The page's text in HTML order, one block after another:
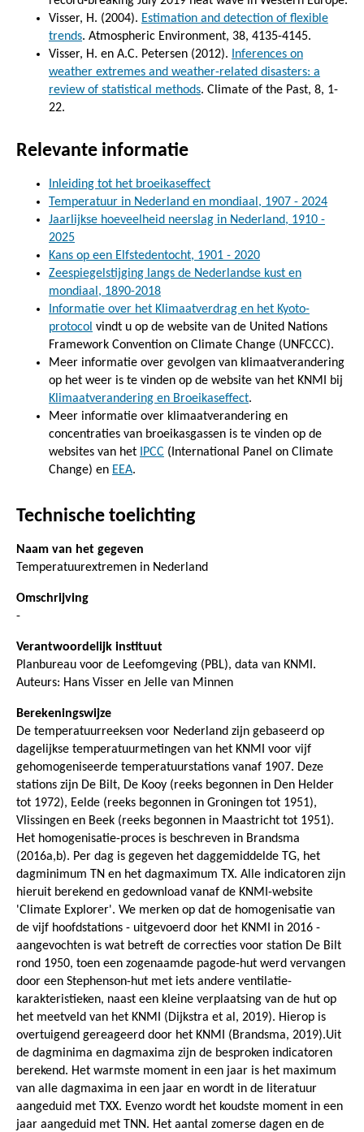
Visser, H. (2004). Estimation and detection of flexible
trends. Atmospheric Environment, 38, 4135-4145.
Visser, H. en A.C. Petersen (2012).
Inferences on
weather extremes and weather-related disasters: a
review of statistical methods. Climate of the Past, 8, 1-
22.
Relevante informatie
Inleiding tot het broeikaseffect
Temperatuur in Nederland en mondiaal, 1907 - 2024
Jaarlijkse hoeveelheid neerslag in Nederland, 1910 -
2025
Kans op een Elfstedentocht, 1901 - 2020
Zeespiegelstijging langs de Nederlandse kust en
mondiaal, 1890-2018
Informatie over het Klimaatverdrag en het Kyoto-
protocol vindt u op de website van de United Nations
Framework Convention on Climate Change (UNFCCC).
Meer informatie over gevolgen van klimaatverandering
op het weer is te vinden op de website van het KNMI bij
Klimaatverandering en Broeikaseffect.
Meer informatie over klimaatverandering en
concentraties van broeikasgassen is te vinden op de
websites van het
IPCC (International Panel on Climate
Change) en EEA.
Technische toelichting
Naam van het gegeven
Temperatuurextremen in Nederland
Omschrijving
-
Verantwoordelijk instituut
Planbureau voor de Leefomgeving (PBL), data van KNMI.
Auteurs: Hans Visser en Jelle van Minnen
Berekeningswijze
De temperatuurreeksen voor Nederland zijn gebaseerd op
dagelijkse temperatuurmetingen van het KNMI voor vijf
gehomogeniseerde temperatuurstations vanaf 1907. Deze
stations zijn De Bilt, De Kooy (reeks begonnen in Den Helder
tot 1972), Eelde (reeks begonnen in Groningen tot 1951),
Vlissingen en Beek (reeks begonnen in Maastricht tot 1951).
Het homogenisatie-proces is beschreven in Brandsma
(2016a,b). Per dag is gegeven het daggemiddelde TG, het
dagminimum TN en het dagmaximum TX. Alle indicatoren zijn
hieruit berekend en gedownload vanaf de KNMI-website
'Climate Explorer'. We merken op dat de homogenisatie van
de vijf hoofdstations - uitgevoerd door het KNMI in 2016 -
aangevochten is wat betreft de correcties voor station De Bilt
rond 1950, toen een zogenaamde pagode-hut werd vervangen
door een Stephenson-hut met iets andere ventilatie-
karakteristieken, naast een kleine verplaatsing van de hut op
het meetveld van het KNMI (Dijkstra et al, 2019). Hierop is
overtuigend gereageerd door het KNMI (Brandsma, 2019).Uit
de dagminima en dagmaxima zijn de besproken indicatoren
berekend. Het warmste moment in een jaar is het maximum
van alle dagmaxima in een jaar en wordt in de literatuur
aangeduid met TXX. Evenzo wordt het koudste moment in een
jaar aangeduid met TNN. Het aantal zomerse dagen en de